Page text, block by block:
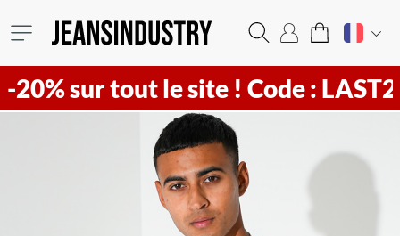
tout le site !Code : LAST20 !